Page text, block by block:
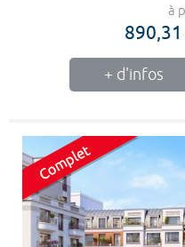
à
+ d'infos